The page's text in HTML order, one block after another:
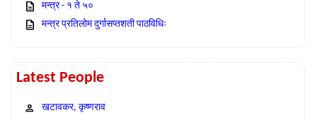
मन्त्र - १ ते ५०
मन्त्र प्रतिलोम दुर्गासप्तशती पाठविधिः
Latest People
खटावकर, कृष्णराव